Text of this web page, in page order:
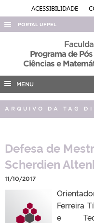
ACESSIBILIDADE
PORTAL UFPEL
ACESSO À INFORMAÇÃO
AUDITORIA
EDITAIS
Programa de
Ciências e
MENU
ARQUIVO DA TAG
Defesa de
Scherdien
11/10/2017
Ferreira
e